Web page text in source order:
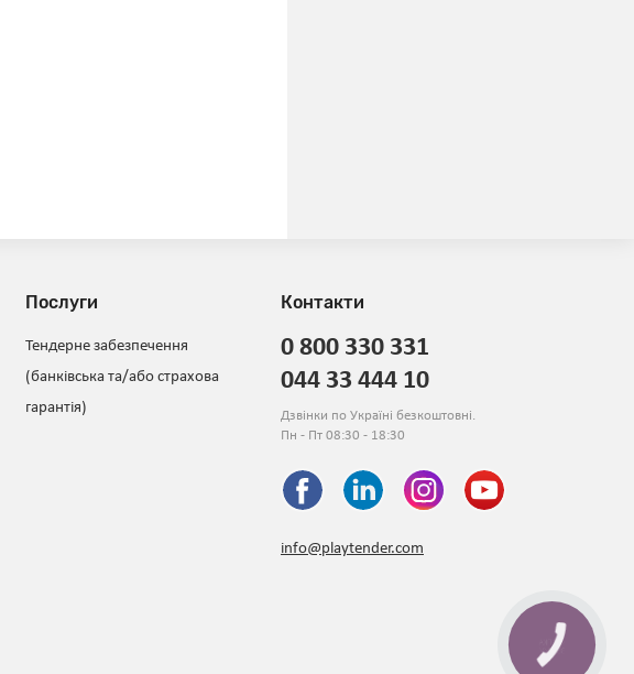
Послуги
Тендерне забезпечення
(банківська та/або страхова
гарантія)
Контакти
0 800 330 331
044 33 444 10
Дзвінки по Україні безкоштовні.
Пн - Пт 08:30 - 18:30
info@playtender.com
КНОПКА
ЗВ'ЯЗКУ